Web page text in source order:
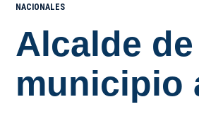
NACIONALES
Alcalde
municipio